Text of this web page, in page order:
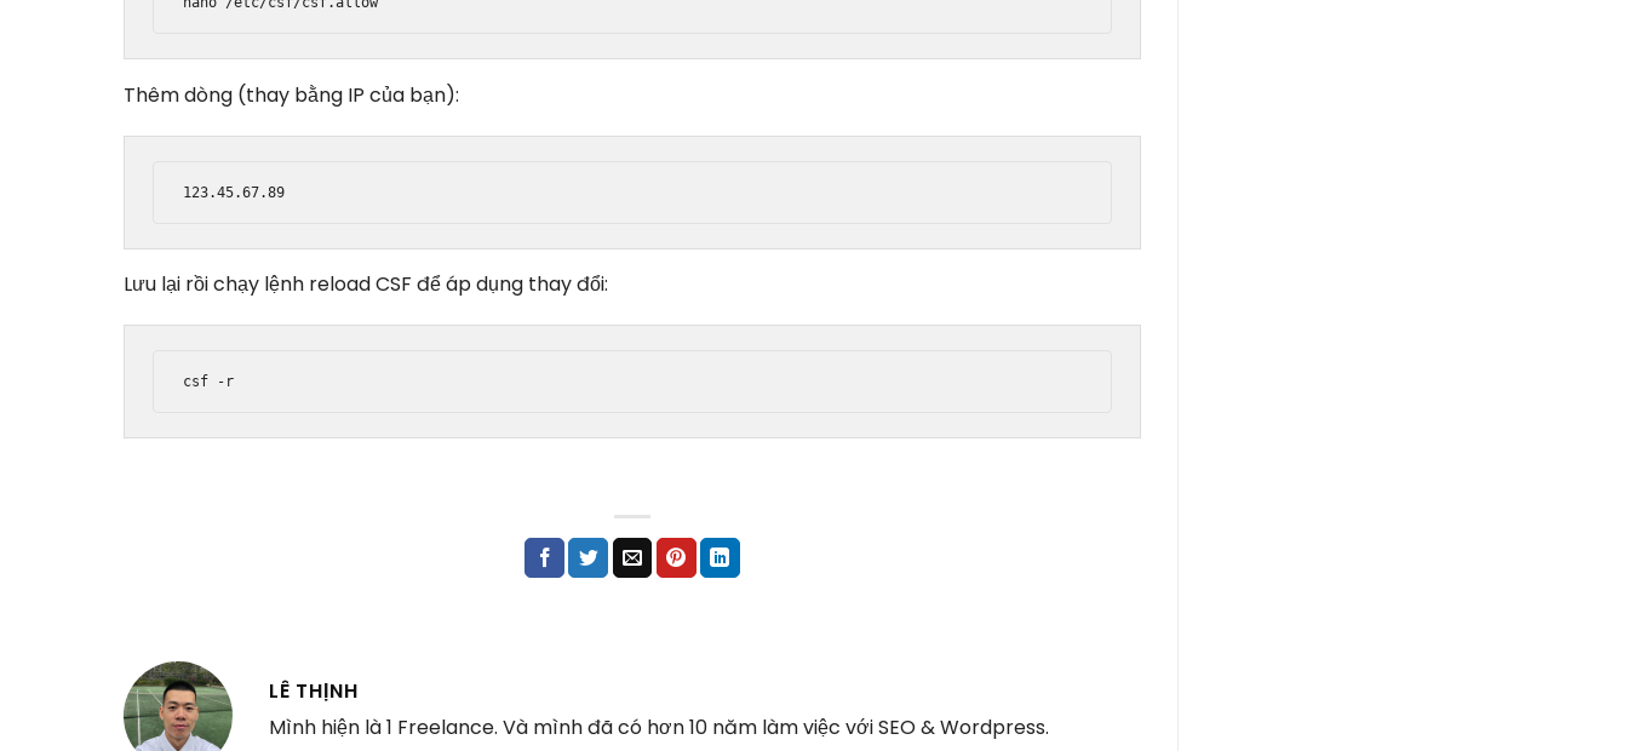
Thêm dòng (thay bằng IP của bạn):
Lưu lại rồi chạy lệnh reload CSF để áp dụng thay đổi:
LÊ THỊNH
Mình hiện là 1 Freelance. Và mình đã có hơn 10 năm làm việc với SEO & Wordpress.